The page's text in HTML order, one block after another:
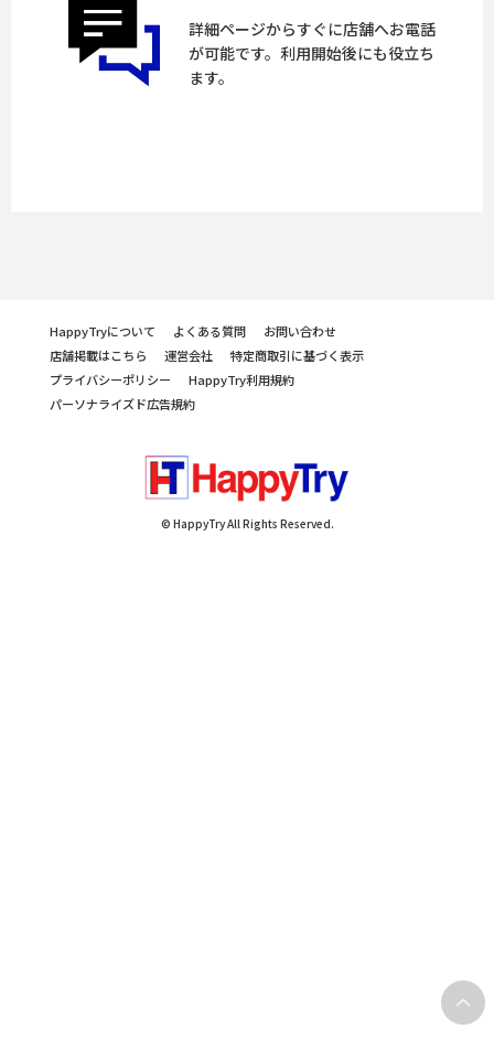
詳細ページからすぐに店舗へお電話
が可能です。利用開始後にも役立ち
ます。
HappyTryについて よくある質問
お問い合わせ
店舗掲載はこちら
運営会社
特定商取引に基づく表示
プライバシーポリシー
HappyTry利用規約
パーソナライズド広告規約
© HappyTry All Rights Reserved.